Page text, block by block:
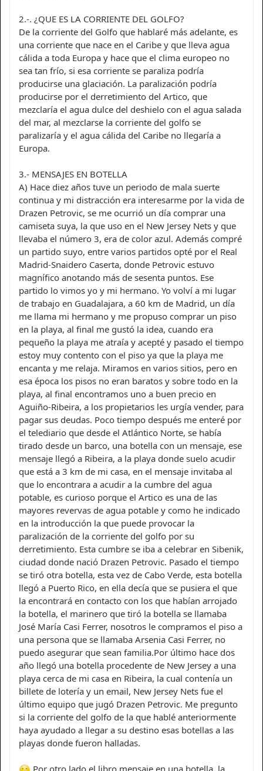
2.-. ¿QUE ES LA CORRIENTE DEL GOLFO?
De la corriente del Golfo que hablaré más adelante, es
una corriente que nace en el Caribe y que lleva agua
cálida a toda Europa y hace que el clima europeo no
sea tan frío, si esa corriente se paraliza podría
producirse una glaciación. La paralización podría
producirse por el derretimiento del Artico, que
mezclaría el agua dulce del deshielo con el agua salada
del mar, al mezclarse la corriente del golfo se
paralizaría y el agua cálida del Caribe no llegaría a
Europa.
3.- MENSAJES EN BOTELLA
A) Hace diez años tuve un periodo de mala suerte
continua y mi distracción era interesarme por la vida de
Drazen Petrovic, se me ocurrió un día comprar una
camiseta suya, la que uso en el New Jersey Nets y que
llevaba el número 3, era de color azul. Además compré
un partido suyo, entre varios partidos opté por el Real
Madrid-Snaidero Caserta, donde Petrovic estuvo
magnífico anotando más de sesenta puntos. Ese
partido lo vimos yo y mi hermano. Yo volví a mi lugar
de trabajo en Guadalajara, a 60 km de Madrid, un día
me llama mi hermano y me propuso comprar un piso
en la playa, al final me gustó la idea, cuando era
pequeño la playa me atraía y acepté y pasado el tiempo
estoy muy contento con el piso ya que la playa me
encanta y me relaja. Miramos en varios sitios, pero en
esa época los pisos no eran baratos y sobre todo en la
playa, al final encontramos uno a buen precio en
Aguiño-Ribeira, a los propietarios les urgía vender, para
pagar sus deudas. Poco tiempo después me enteré por
el telediario que desde el Atlántico Norte, se había
tirado desde un barco, una botella con un mensaje, ese
mensaje llegó a Ribeira, a la playa donde suelo acudir
que está a 3 km de mi casa, en el mensaje invitaba al
que lo encontrara a acudir a la cumbre del agua
potable, es curioso porque el Artico es una de las
mayores revervas de agua potable y como he indicado
en la introducción la que puede provocar la
paralización de la corriente del golfo por su
derretimiento. Esta cumbre se iba a celebrar en Sibenik,
ciudad donde nació Drazen Petrovic. Pasado el tiempo
se tiró otra botella, esta vez de Cabo Verde, esta botella
llegó a Puerto Rico, en ella decía que se pusiera el que
la encontrará en contacto con los que habían arrojado
la botella, el marinero que tiró la botella se llamaba
José María Casi Ferrer, nosotros le compramos el piso a
una persona que se llamaba Arsenia Casi Ferrer, no
puedo asegurar que sean familia.Por último hace dos
año llegó una botella procedente de New Jersey a una
playa cerca de mi casa en Ribeira, la cual contenía un
billete de lotería y un email, New Jersey Nets fue el
último equipo que jugó Drazen Petrovic. Me pregunto
si la corriente del golfo de la que hablé anteriormente
haya ayudado a llegar a su destino esas botellas a las
playas donde fueron halladas.